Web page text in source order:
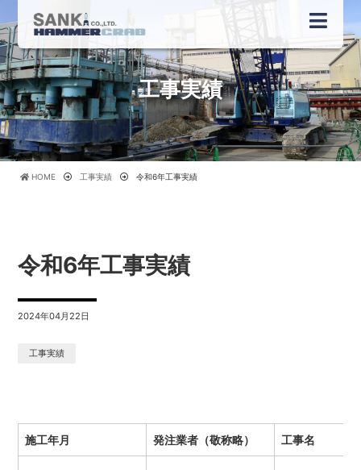
工事実績
HOME 工事実績 令和6年工事実績
令和6年工事実績
2024年04月22日
工事実績
施工年月 発注業者（敬称略） 工事名